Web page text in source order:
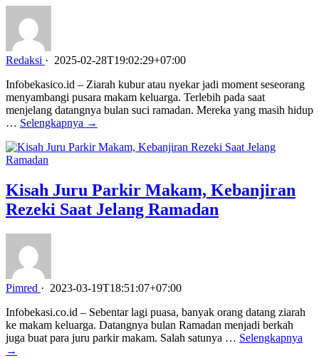
Redaksi · 2025-02-28T19:02:29+07:00
Infobekasico.id – Ziarah kubur atau nyekar jadi moment seseorang
menyambangi pusara makam keluarga. Terlebih pada saat
menjelang datangnya bulan suci ramadan. Mereka yang masih hidup
… Selengkapnya →
Kisah Juru Parkir Makam, Kebanjiran
Rezeki Saat Jelang Ramadan
Pimred · 2023-03-19T18:51:07+07:00
Infobekasi.co.id – Sebentar lagi puasa, banyak orang datang ziarah
ke makam keluarga. Datangnya bulan Ramadan menjadi berkah
juga buat para juru parkir makam. Salah satunya … Selengkapnya
→